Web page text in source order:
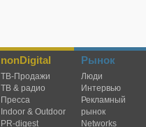
nonDigital
TВ-Продажи
ТВ & радио
Пресса
Indoor & Outdoor
PR-digest
Рынок
Люди
Интервью
Рекламный
рынок
Networks